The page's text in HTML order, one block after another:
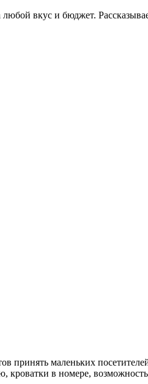
вкус и бюджет.
принять маленьких
кроватки в номере,